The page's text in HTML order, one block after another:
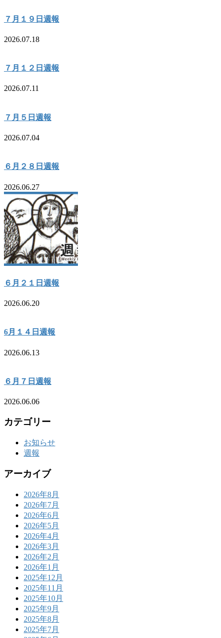
７月１９日週報
2026.07.18
７月１２日週報
2026.07.11
７月５日週報
2026.07.04
６月２８日週報
2026.06.27
６月２１日週報
2026.06.20
6月１４日週報
2026.06.13
６月７日週報
2026.06.06
カテゴリー
お知らせ
週報
アーカイブ
2026年8月
2026年7月
2026年6月
2026年5月
2026年4月
2026年3月
2026年2月
2026年1月
2025年12月
2025年11月
2025年10月
2025年9月
2025年8月
2025年7月